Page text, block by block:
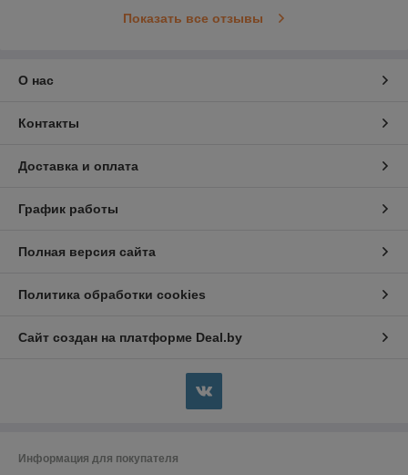
Показать все отзывы
О нас
Контакты
Доставка и оплата
График работы
Полная версия сайта
Политика обработки cookies
Сайт создан на платформе Deal.by
Информация для покупателя